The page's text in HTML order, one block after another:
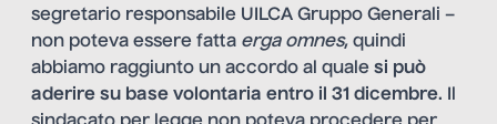
segretario responsabile UILCA Gruppo Generali –
non poteva essere fatta erga omnes, quindi
abbiamo raggiunto un accordo al quale si può
aderire su base volontaria entro il 31 dicembre. Il